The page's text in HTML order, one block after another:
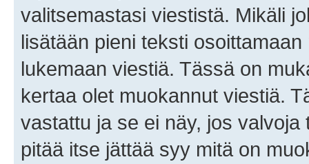
valitsemastasi viestistä. Mikäli
lisätään pieni teksti
lukemaan viestiä. Tässä on
kertaa olet muokannut viestiä.
vastattu ja se ei näy, jos
pitää itse jättää syy mitä on